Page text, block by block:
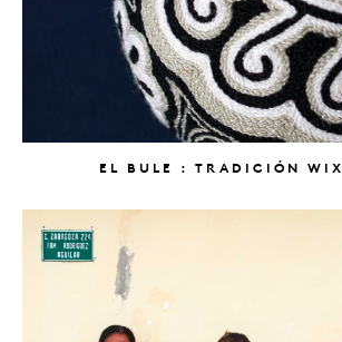
EL BULE : TRADICIÓN